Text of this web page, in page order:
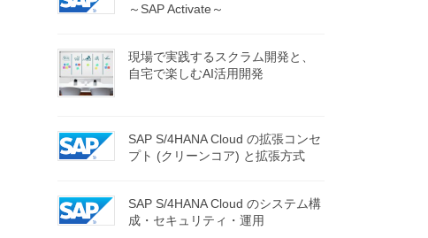
～SAP Activate～
現場で実践するスクラム開発と、
自宅で楽しむAI活用開発
SAP S/4HANA Cloud の拡張コンセ
プト (クリーンコア) と拡張方式
SAP S/4HANA Cloud のシステム構
成・セキュリティ・運用